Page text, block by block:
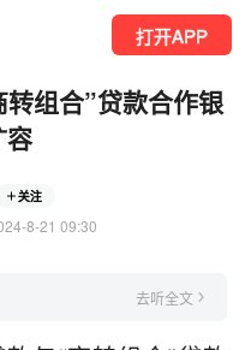
打开APP
组合”贷款合作银
容
关注
8-21 09:30
去听全文